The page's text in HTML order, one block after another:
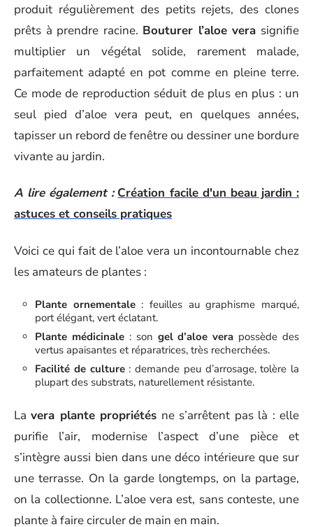
produit régulièrement des petits rejets, des clones
prêts à prendre racine. Bouturer l’aloe vera signifie
multiplier un végétal solide, rarement malade,
parfaitement adapté en pot comme en pleine terre.
Ce mode de reproduction séduit de plus en plus : un
seul pied d’aloe vera peut, en quelques années,
tapisser un rebord de fenêtre ou dessiner une bordure
vivante au jardin.
A lire également : Création facile d'un beau jardin :
astuces et conseils pratiques
Voici ce qui fait de l’aloe vera un incontournable chez
les amateurs de plantes :
Plante ornementale: feuilles au graphisme marqué,
port élégant, vert éclatant.
Plante médicinale: son gel d’aloe vera possède des
vertus apaisantes et réparatrices, très recherchées.
Facilité de culture: demande peu d’arrosage, tolère la
plupart des substrats, naturellement résistante.
Lavera plante propriétés ne s’arrêtent pas là : elle
purifie l’air, modernise l’aspect d’une pièce et
s’intègre aussi bien dans une déco intérieure que sur
une terrasse. On la garde longtemps, on la partage,
on la collectionne. L’aloe vera est, sans conteste, une
plante à faire circuler de main en main.